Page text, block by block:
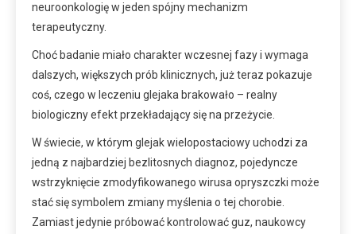
neuroonkologię w jeden spójny mechanizm
terapeutyczny.
Choć badanie miało charakter wczesnej fazy i wymaga
dalszych, większych prób klinicznych, już teraz pokazuje
coś, czego w leczeniu glejaka brakowało – realny
biologiczny efekt przekładający się na przeżycie.
W świecie, w którym glejak wielopostaciowy uchodzi za
jedną z najbardziej bezlitosnych diagnoz, pojedyncze
wstrzyknięcie zmodyfikowanego wirusa opryszczki może
stać się symbolem zmiany myślenia o tej chorobie.
Zamiast jedynie próbować kontrolować guz, naukowcy